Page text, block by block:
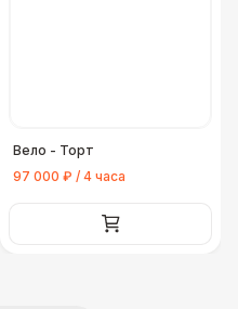
Вело - Торт
97 000 ₽ / 4 часа